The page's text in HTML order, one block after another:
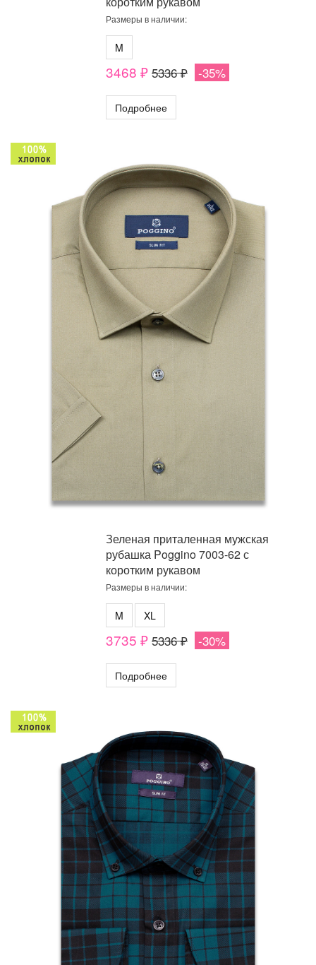
Размеры в наличии:
M
3468 ₽ 5336 ₽ -35%
Подробнее
Зеленая приталенная мужская
рубашка Poggino 7003-62 с
коротким рукавом
Размеры в наличии:
M XL
3735 ₽ 5336 ₽ -30%
Подробнее